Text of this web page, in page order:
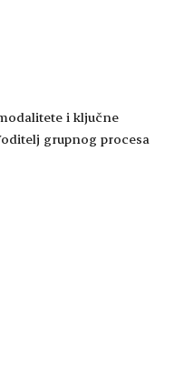
i ključne
grupnog procesa